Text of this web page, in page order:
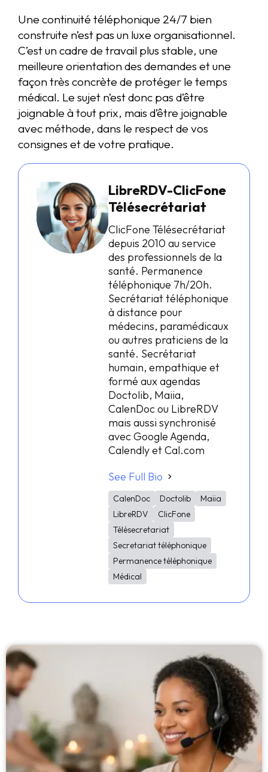
Une continuité téléphonique 24/7 bien
construite n’est pas un luxe organisationnel.
C’est un cadre de travail plus stable, une
meilleure orientation des demandes et une
façon très concrète de protéger le temps
médical. Le sujet n’est donc pas d’être
joignable à tout prix, mais d’être joignable
avec méthode, dans le respect de vos
consignes et de votre pratique.
LibreRDV-ClicFone
Télésecrétariat
ClicFone Télésecrétariat
depuis 2010 au service
des professionnels de la
santé. Permanence
téléphonique 7h/20h.
Secrétariat téléphonique
à distance pour
médecins, paramédicaux
ou autres praticiens de la
santé. Secrétariat
humain, empathique et
formé aux agendas
Doctolib, Maiia,
CalenDoc ou LibreRDV
mais aussi synchronisé
avec Google Agenda,
Calendly et Cal.com
See Full Bio
CalenDoc Doctolib
Maiia
LibreRDV
ClicFone
Télésecretariat
Secretariat téléphonique
Permanence téléphonique
Médical